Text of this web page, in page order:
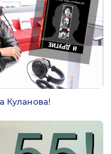
Куланова!